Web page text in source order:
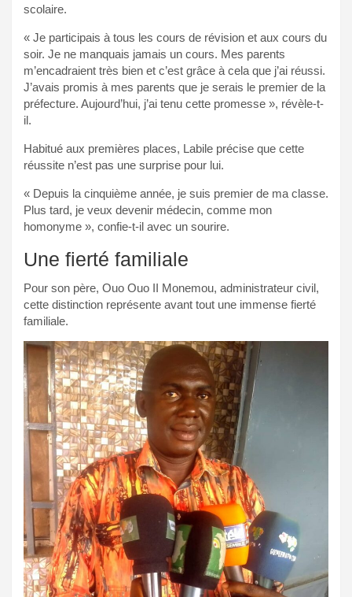
scolaire.
« Je participais à tous les cours de révision et aux cours du
soir. Je ne manquais jamais un cours. Mes parents
m’encadraient très bien et c’est grâce à cela que j’ai réussi.
J’avais promis à mes parents que je serais le premier de la
préfecture. Aujourd’hui, j’ai tenu cette promesse », révèle-t-
il.
Habitué aux premières places, Labile précise que cette
réussite n’est pas une surprise pour lui.
« Depuis la cinquième année, je suis premier de ma classe.
Plus tard, je veux devenir médecin, comme mon
homonyme », confie-t-il avec un sourire.
Une fierté familiale
Pour son père, Ouo Ouo II Monemou, administrateur civil,
cette distinction représente avant tout une immense fierté
familiale.